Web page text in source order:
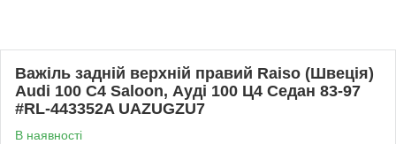
Важіль задній верхній правий Raiso (Швеція)
Audi 100 C4 Saloon, Ауді 100 Ц4 Седан 83-97
#RL-443352A UAZUGZU7
В наявності